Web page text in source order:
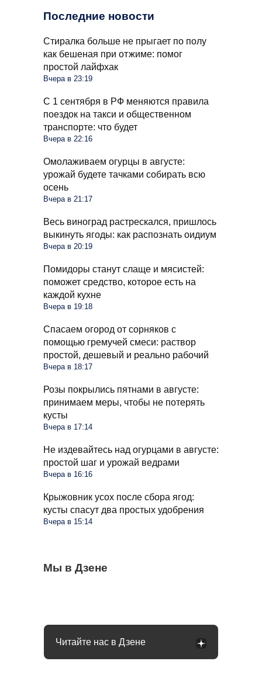
Последние новости
Стиралка больше не прыгает по полу
как бешеная при отжиме: помог
простой лайфхак
Вчера в 23:19
С 1 сентября в РФ меняются правила
поездок на такси и общественном
транспорте: что будет
Вчера в 22:16
Омолаживаем огурцы в августе:
урожай будете тачками собирать всю
осень
Вчера в 21:17
Весь виноград растрескался, пришлось
выкинуть ягоды: как распознать оидиум
Вчера в 20:19
Помидоры станут слаще и мясистей:
поможет средство, которое есть на
каждой кухне
Вчера в 19:18
Спасаем огород от сорняков с
помощью гремучей смеси: раствор
простой, дешевый и реально рабочий
Вчера в 18:17
Розы покрылись пятнами в августе:
принимаем меры, чтобы не потерять
кусты
Вчера в 17:14
Не издевайтесь над огурцами в августе:
простой шаг и урожай ведрами
Вчера в 16:16
Крыжовник усох после сбора ягод:
кусты спасут два простых удобрения
Вчера в 15:14
Мы в Дзене
Стиралка больше не прыгает по полу как
бешеная при отжиме: помог простой
С 1 сентября в РФ меняются правила
Омолаживаем огурцы в августе: урожай
Читайте нас в Дзене